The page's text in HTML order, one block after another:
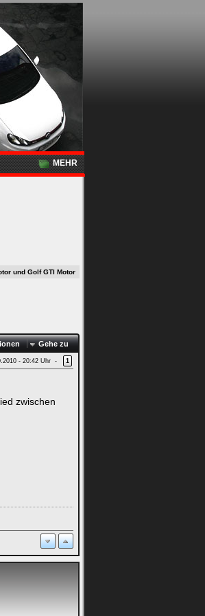
MEHR
und Golf GTI Motor
Gehe zu
- 20:42 Uhr - 1
zwischen